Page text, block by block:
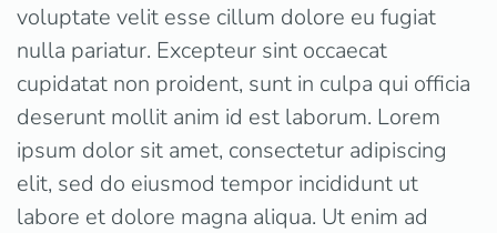
voluptate velit esse cillum dolore eu fugiat
nulla pariatur. Excepteur sint occaecat
cupidatat non proident, sunt in culpa qui officia
deserunt mollit anim id est laborum. Lorem
ipsum dolor sit amet, consectetur adipiscing
elit, sed do eiusmod tempor incididunt ut
labore et dolore magna aliqua. Ut enim ad